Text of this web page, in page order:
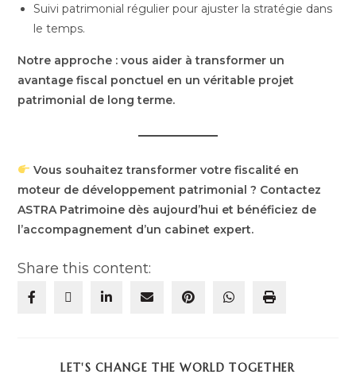
Suivi patrimonial régulier pour ajuster la stratégie dans
le temps.
Notre approche : vous aider à transformer un
avantage fiscal ponctuel en un véritable projet
patrimonial de long terme.
Vous souhaitez transformer votre fiscalité en
moteur de développement patrimonial ? Contactez
ASTRA Patrimoine dès aujourd’hui et bénéficiez de
l’accompagnement d’un cabinet expert.
Share this content:
LET'S CHANGE THE WORLD TOGETHER